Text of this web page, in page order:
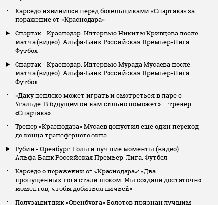
Карседо извинился перед болельщиками «Спартака» за
поражение от «Краснодара»
Спартак - Краснодар. Интервью Никиты Кривцова после
матча (видео). Альфа-Банк Российская Премьер-Лига.
Футбол
Спартак - Краснодар. Интервью Мурада Мусаева после
матча (видео). Альфа-Банк Российская Премьер-Лига.
Футбол
«Даку неплохо может играть и смотреться в паре с
Угальде. В будущем он нам сильно поможет» — тренер
«Спартака»
Тренер «Краснодара» Мусаев допустил еще один переход
до конца трансферного окна
Рубин - Оренбург. Голы и лучшие моменты (видео).
Альфа-Банк Российская Премьер-Лига. Футбол
Карседо о поражении от «Краснодара»: «Два
пропущенных гола стали шоком. Мы создали достаточно
моментов, чтобы добиться ничьей»
Полузащитник «Оренбурга» Болотов признан лучшим